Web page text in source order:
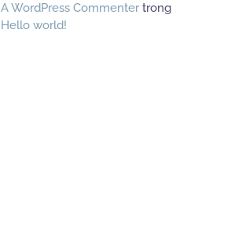
A WordPress Commentertrong
Hello world!